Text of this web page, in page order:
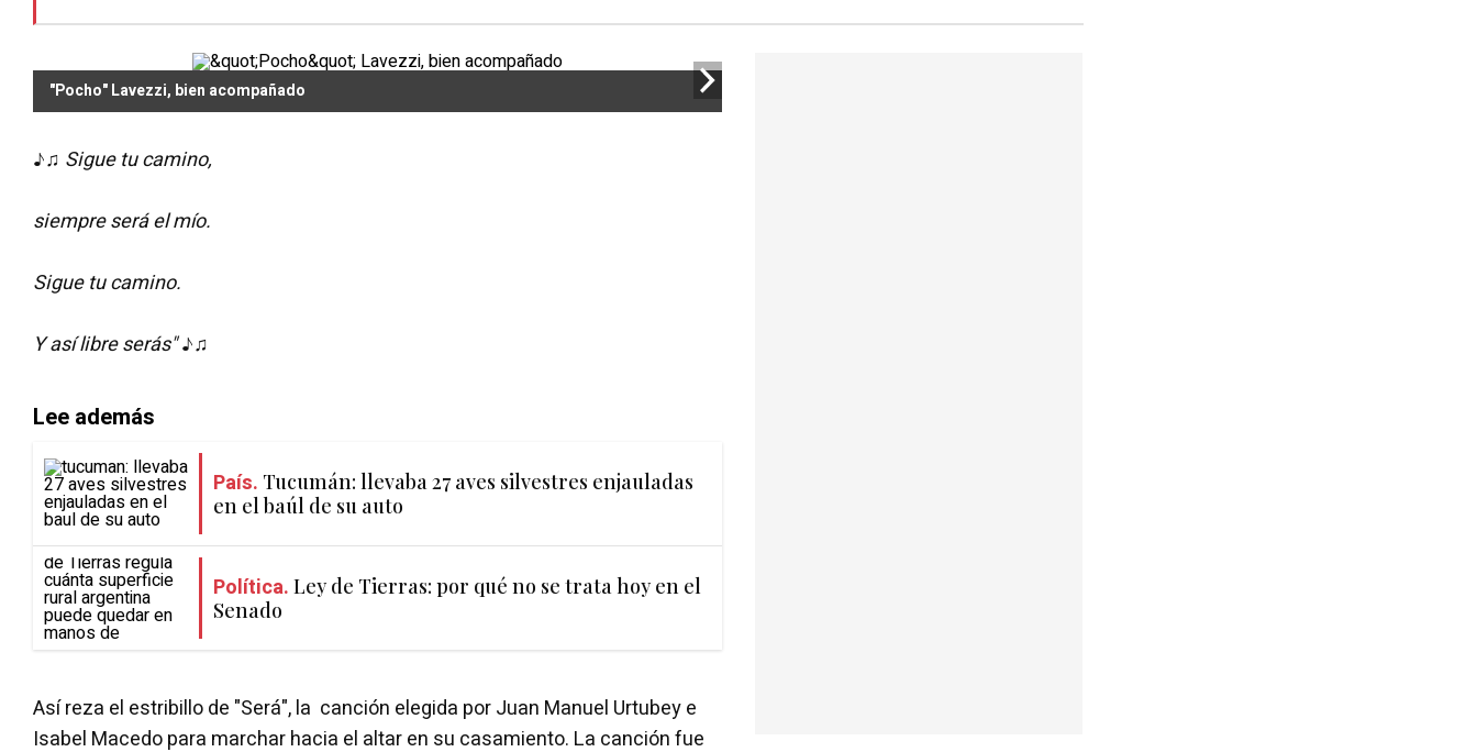
"Pocho" Lavezzi, bien acompañado
♪♫ Sigue tu camino,
siempre será el mío.
Sigue tu camino.
Y así libre serás"♪♫
Lee además
País. Tucumán: llevaba 27 aves silvestres enjauladas
en el baúl de su auto
Política. Ley de Tierras: por qué no se trata hoy en el
Senado
Así reza el estribillo de "Será", la canción elegida por Juan Manuel Urtubey e
Isabel Macedo para marchar hacia el altar en su casamiento. La canción fue